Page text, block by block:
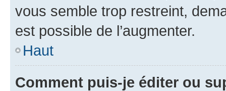
vous semble trop restreint,
est possible de l’augmenter.
Haut
Comment puis-je éditer ou